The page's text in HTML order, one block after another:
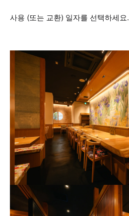
사용 (또는 교환) 일자를 선택하세요.